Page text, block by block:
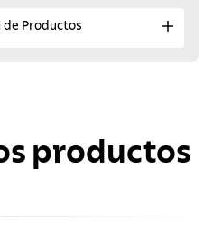
de Productos
productos